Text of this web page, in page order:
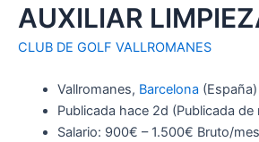
AUXILIAR
CLUB DE GOLF VALLROMANES
Vallromanes, Barcelona (España)
Publicada hace 2d (Publicada de
Salario: 900€ – 1.500€ Bruto/mes